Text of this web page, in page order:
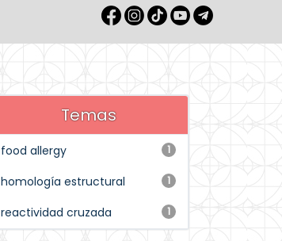
Temas
1
food allergy
1
homología estructural
1
reactividad cruzada